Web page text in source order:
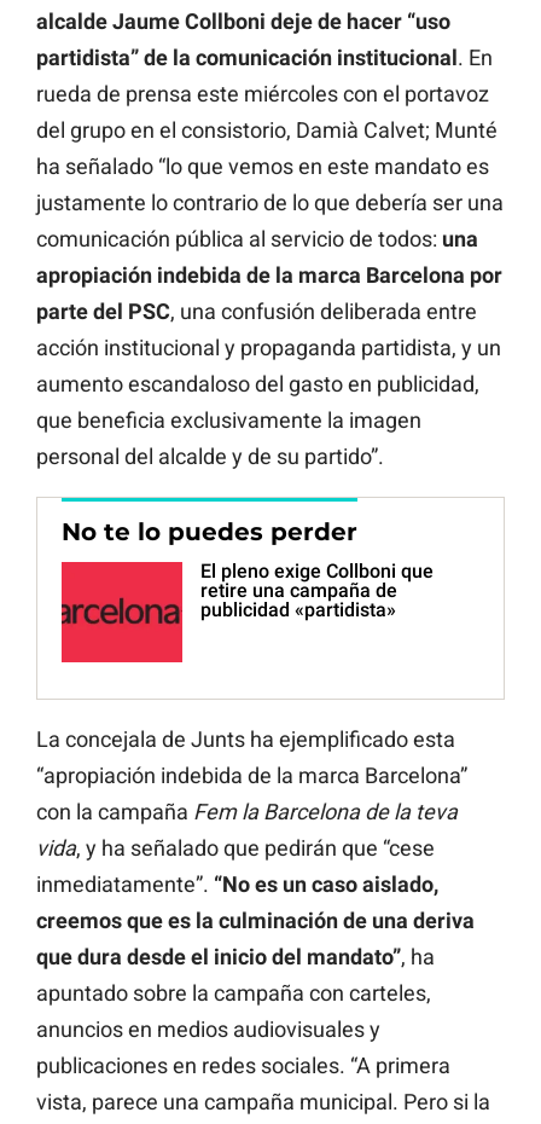
alcalde Jaume Collboni deje de hacer “uso
partidista” de la comunicación institucional. En
rueda de prensa este miércoles con el portavoz
del grupo en el consistorio, Damià Calvet; Munté
ha señalado “lo que vemos en este mandato es
justamente lo contrario de lo que debería ser una
comunicación pública al servicio de todos: una
apropiación indebida de la marca Barcelona por
parte del PSC, una confusión deliberada entre
acción institucional y propaganda partidista, y un
aumento escandaloso del gasto en publicidad,
que beneficia exclusivamente la imagen
personal del alcalde y de su partido”.
No te lo puedes perder
El pleno exige Collboni que
retire una campaña de
publicidad «partidista»
La concejala de Junts ha ejemplificado esta
“apropiación indebida de la marca Barcelona”
con la campaña Fem la Barcelona de la teva
vida, y ha señalado que pedirán que “cese
inmediatamente”. “No es un caso aislado,
creemos que es la culminación de una deriva
que dura desde el inicio del mandato”, ha
apuntado sobre la campaña con carteles,
anuncios en medios audiovisuales y
publicaciones en redes sociales. “A primera
vista, parece una campaña municipal. Pero si la